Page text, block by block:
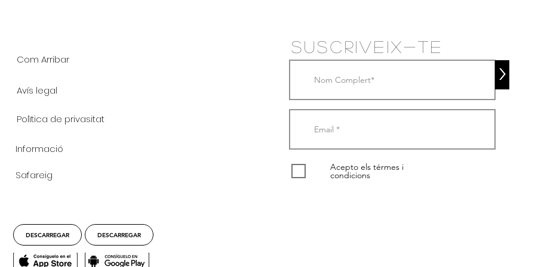
Com Arribar
Avís legal
Polìtica de privasitat
Informació
Safareig
DESCARREGAR DESCARREGAR
suscriveix-te
>
Acepto els térmes i
condicions